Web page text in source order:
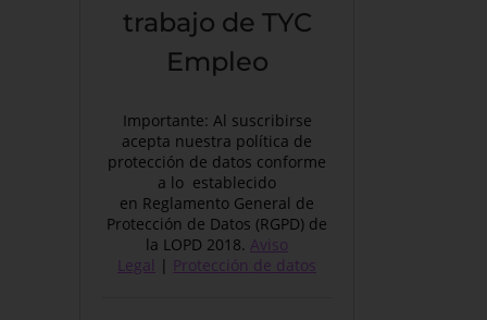
trabajo de TYC
Empleo
Importante: Al suscribirse
acepta nuestra política de
protección de datos conforme
a lo establecido
en Reglamento General de
Protección de Datos (RGPD) de
la LOPD 2018. Aviso
Legal | Protección de datos